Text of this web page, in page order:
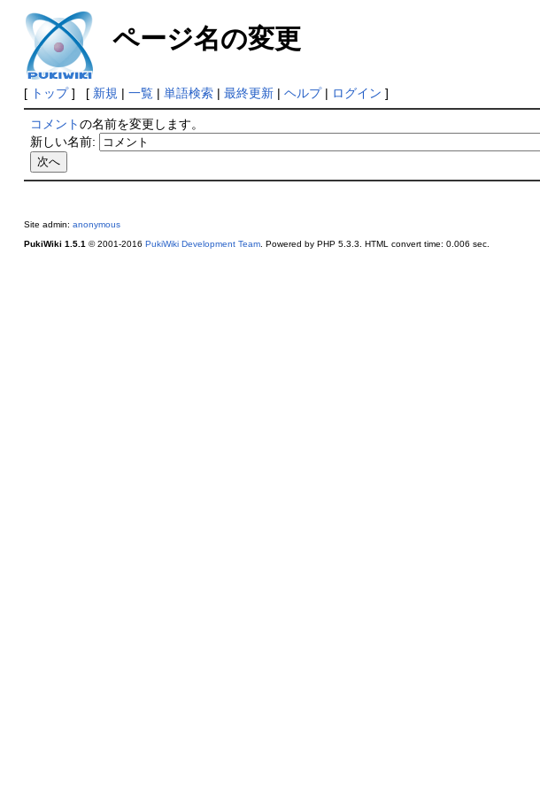
ページ名の変更
[ トップ] [ 新規 | 一覧| 単語検索| 最終更新| ヘルプ| ログイン ]
コメントの名前を変更します。
新しい名前:
Site admin: anonymous
PukiWiki 1.5.1 © 2001-2016 PukiWiki Development Team. Powered by PHP 5.3.3. HTML convert time: 0.006 sec.